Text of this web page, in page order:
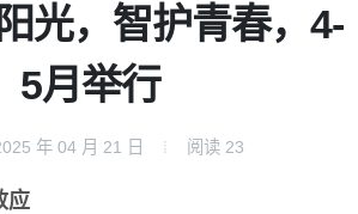
光，智护青春，4-
5月举行
年 04 月 21 日 阅读 23
应